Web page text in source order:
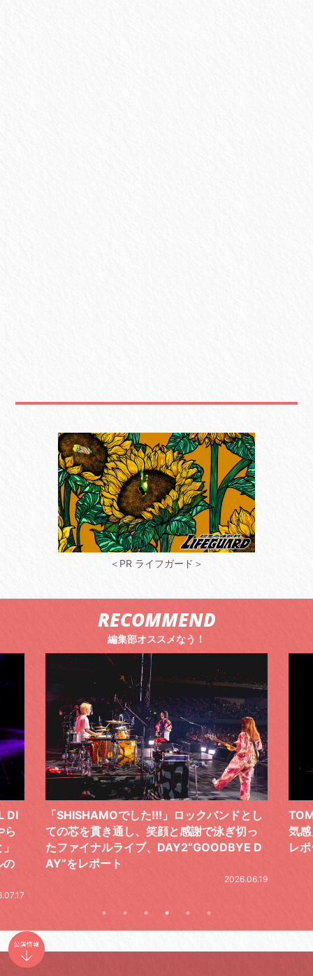
＜PR ライフガード＞
RECOMMEND
編集部オススメなう！
し
っ
D
TOMOO、３台の鍵盤で「6月から7月の空
気感」を鮮やかに描いた、FC限定ライブを
レポート
筋
の
と